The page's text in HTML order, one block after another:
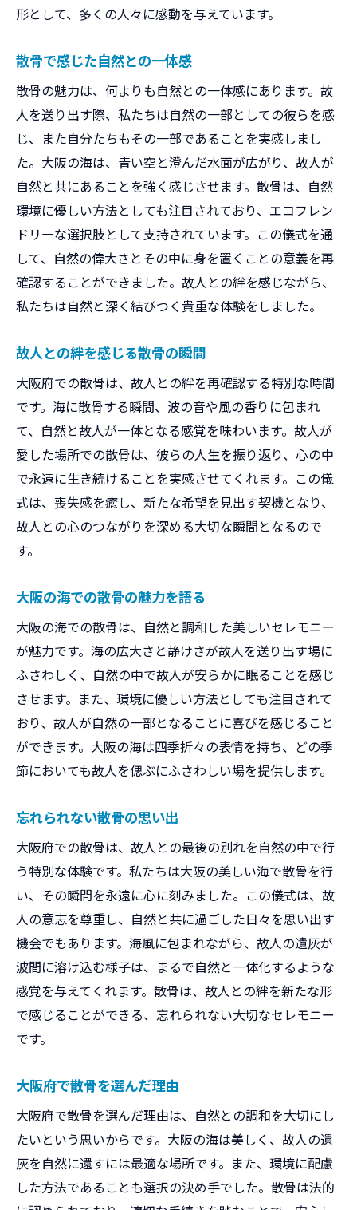
大阪の海が教える散骨の価値
大阪府での環境に優しい散骨の実体験
環境に優しい散骨の選択肢
大阪でのエコな散骨体験
大阪の自然を守る散骨方法
エコフレンドリーな散骨の魅力
大阪府での散骨が環境に優しい理由
故人との絆を深める大阪の散骨儀式
故人との絆を感じる散骨儀式
大阪での散骨がもたらす絆
散骨で感じる故人への想い
大阪府での特別な散骨の儀式
大阪の美しい自然と共に散骨を行う
大阪の自然と共に行う散骨
美しい自然が育む散骨の魅力
大阪府での自然と共にある散骨
散骨を通じた大阪での自然とのつながり
散骨を通じて感じる自然とのつながり
大阪での散骨が教える自然の価値
自然と共にある散骨の意義
大阪の自然がもたらす散骨の価値
散骨で自然とつながる瞬間
大阪府での散骨がもたらす心の平安
散骨がもたらす心の平安とは
大阪での散骨が心を癒す理由
散骨で感じる心の安らぎ
大阪府の散骨が心に与える影響
自然と共にある散骨の安らぎ
散骨がもたらす心の休息
形として、多くの人々に感動を与えています。
散骨で感じた自然との一体感
散骨の魅力は、何よりも自然との一体感にあります。故
人を送り出す際、私たちは自然の一部としての彼らを感
じ、また自分たちもその一部であることを実感しまし
た。大阪の海は、青い空と澄んだ水面が広がり、故人が
自然と共にあることを強く感じさせます。散骨は、自然
環境に優しい方法としても注目されており、エコフレン
ドリーな選択肢として支持されています。この儀式を通
して、自然の偉大さとその中に身を置くことの意義を再
確認することができました。故人との絆を感じながら、
私たちは自然と深く結びつく貴重な体験をしました。
故人との絆を感じる散骨の瞬間
大阪府での散骨は、故人との絆を再確認する特別な時間
です。海に散骨する瞬間、波の音や風の香りに包まれ
て、自然と故人が一体となる感覚を味わいます。故人が
愛した場所での散骨は、彼らの人生を振り返り、心の中
で永遠に生き続けることを実感させてくれます。この儀
式は、喪失感を癒し、新たな希望を見出す契機となり、
故人との心のつながりを深める大切な瞬間となるので
す。
大阪の海での散骨の魅力を語る
大阪の海での散骨は、自然と調和した美しいセレモニー
が魅力です。海の広大さと静けさが故人を送り出す場に
ふさわしく、自然の中で故人が安らかに眠ることを感じ
させます。また、環境に優しい方法としても注目されて
おり、故人が自然の一部となることに喜びを感じること
ができます。大阪の海は四季折々の表情を持ち、どの季
節においても故人を偲ぶにふさわしい場を提供します。
忘れられない散骨の思い出
大阪府での散骨は、故人との最後の別れを自然の中で行
う特別な体験です。私たちは大阪の美しい海で散骨を行
い、その瞬間を永遠に心に刻みました。この儀式は、故
人の意志を尊重し、自然と共に過ごした日々を思い出す
機会でもあります。海風に包まれながら、故人の遺灰が
波間に溶け込む様子は、まるで自然と一体化するような
感覚を与えてくれます。散骨は、故人との絆を新たな形
で感じることができる、忘れられない大切なセレモニー
です。
大阪府で散骨を選んだ理由
大阪府で散骨を選んだ理由は、自然との調和を大切にし
たいという思いからです。大阪の海は美しく、故人の遺
灰を自然に還すには最適な場所です。また、環境に配慮
した方法であることも選択の決め手でした。散骨は法的